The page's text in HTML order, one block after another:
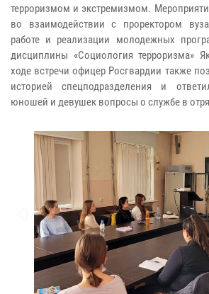
терроризмом и экстремизмом.
во взаимодействии с проректором
работе и реализации молодежных
дисциплины «Социология терроризма»
ходе встречи офицер Росгвардии также
историей спецподразделения и
юношей и девушек вопросы о службе в